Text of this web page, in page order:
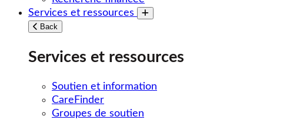
Services et ressources
Toggle submenu
Back
Services et ressources
Soutien et information
CareFinder
Groupes de soutien